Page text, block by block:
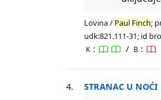
Lovina / Paul Finch;
udk:821.111-31; id
K : / B :
4. STRANAC U NOĆI